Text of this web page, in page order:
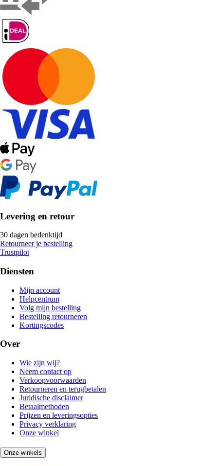
Levering en retour
30 dagen bedenktijd
Retourneer je bestelling
Trustpilot
Diensten
Mijn account
Helpcentrum
Volg mijn bestelling
Bestelling retourneren
Kortingscodes
Over
Wie zijn wij?
Neem contact op
Verkoopvoorwaarden
Retourneren en terugbetalen
Juridische disclaimer
Betaalmethoden
Prijzen en leveringsopties
Privacy verklaring
Onze winkel
Onze winkels